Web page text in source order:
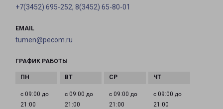
+7(3452) 695-252, 8(3452) 65-80-01
EMAIL
tumen@pecom.ru
ГРАФИК РАБОТЫ
с 09:00 до
21:00
с 09:00 до
21:00
с 09:00 до
21:00
с 09:00 до
21:00